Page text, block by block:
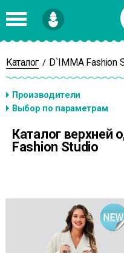
Войти
Каталог / D`IMMA Fashion
Каталог верхней
Fashion Studio